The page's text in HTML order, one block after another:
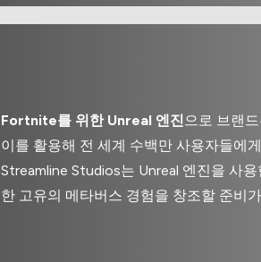
Fortnite를 위한 Unreal 엔진으로 브랜
이를 활용해 전 세계 수백만 사용자들에
Streamline Studios는 Unreal 엔진을 사
한 고유의 메타버스 경험을 창조할 준비